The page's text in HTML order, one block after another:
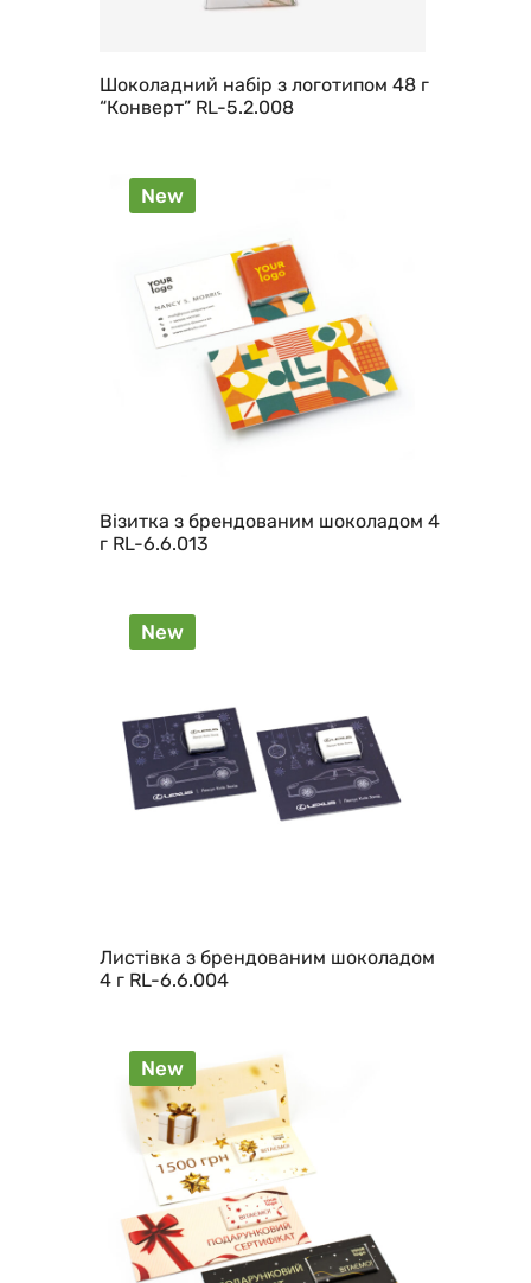
Шоколадний набір з логотипом 48 г
“Конверт” RL-5.2.008
New
Візитка з брендованим шоколадом 4
г RL-6.6.013
New
Листівка з брендованим шоколадом
4 г RL-6.6.004
New